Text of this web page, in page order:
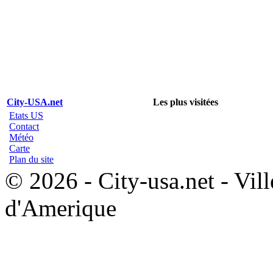
City-USA.net
Les plus visitées
Etats US
Contact
Météo
Carte
Plan du site
© 2026 - City-usa.net -
d'Amerique